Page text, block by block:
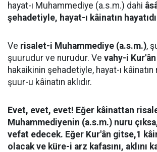
hayat-ı Muhammediye (a.s.m.) dahi
şehadetiyle, hayat-ı kâinatın
Ve risalet-i Muhammediye (a.s.m.),
şuurudur ve nurudur. Ve vahy-i Kur'ân
hakaikinin şehadetiyle, hayat-ı
şuur-u kâinatın aklıdır.
Evet, evet, evet! Eğer kâinattan
Muhammediyenin (a.s.m.) nuru
vefat edecek. Eğer Kur'ân gitse,1
olacak ve küre-i arz kafasını, aklını